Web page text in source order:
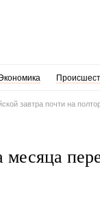
завтра почти на